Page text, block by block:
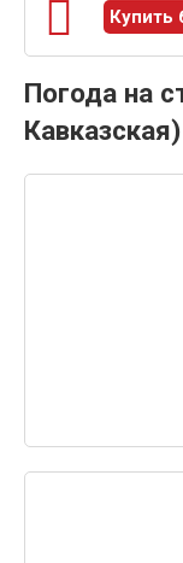
Купить
Погода на